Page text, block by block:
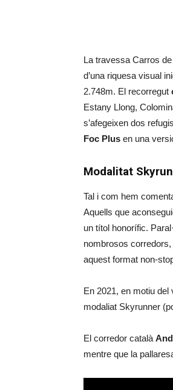
La travessa Carros
d’una riquesa visual
2.748m. El recorregut
Estany Llong,
s’afegeixen dos
Foc Plus en una
Modalitat
Tal i com hem
Aquells que
un títol honorífic.
nombrosos corredors,
aquest format non-
En 2021, en motiu
modaliat Skyrunner
El corredor català
mentre que la